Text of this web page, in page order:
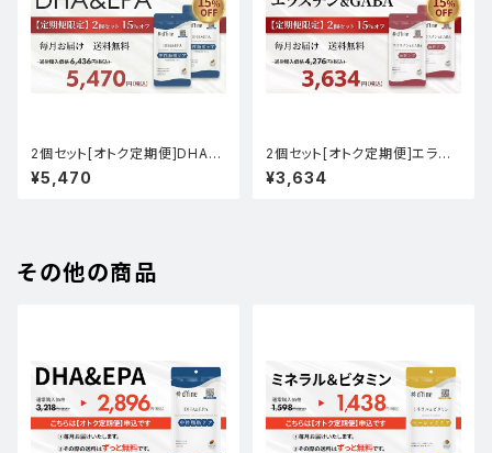
2個セット[オトク定期便]DHA&
EPA
¥5,470
2個セット[オトク定期便]エラス
チン＆GABA
¥3,634
その他の商品